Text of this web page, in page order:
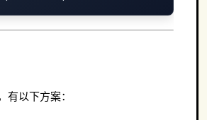
有以下方案：